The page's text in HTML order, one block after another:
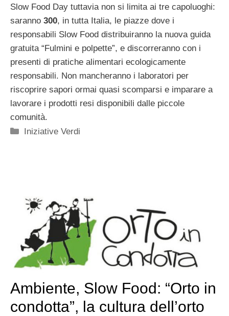
Slow Food Day tuttavia non si limita ai tre capoluoghi:
saranno 300, in tutta Italia, le piazze dove i
responsabili Slow Food distribuiranno la nuova guida
gratuita “Fulmini e polpette”, e discorreranno con i
presenti di pratiche alimentari ecologicamente
responsabili. Non mancheranno i laboratori per
riscoprire sapori ormai quasi scomparsi e imparare a
lavorare i prodotti resi disponibili dalle piccole
comunità.
Categorie
Iniziative Verdi
Ambiente, Slow Food: “Orto in
condotta”, la cultura dell’orto